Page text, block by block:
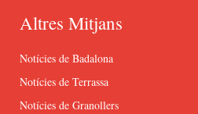
Altres Mitjans
Notícies de Badalona
Notícies de Terrassa
Notícies de Granollers